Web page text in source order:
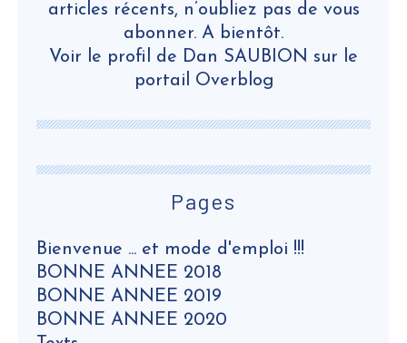
Pages
Bienvenue ... et mode d'emploi !!!
BONNE ANNEE 2018
BONNE ANNEE 2019
BONNE ANNEE 2020
articles récents, n’oubliez pas de vous
abonner. A bientôt.
Voir le profil de Dan SAUBION sur le
portail Overblog